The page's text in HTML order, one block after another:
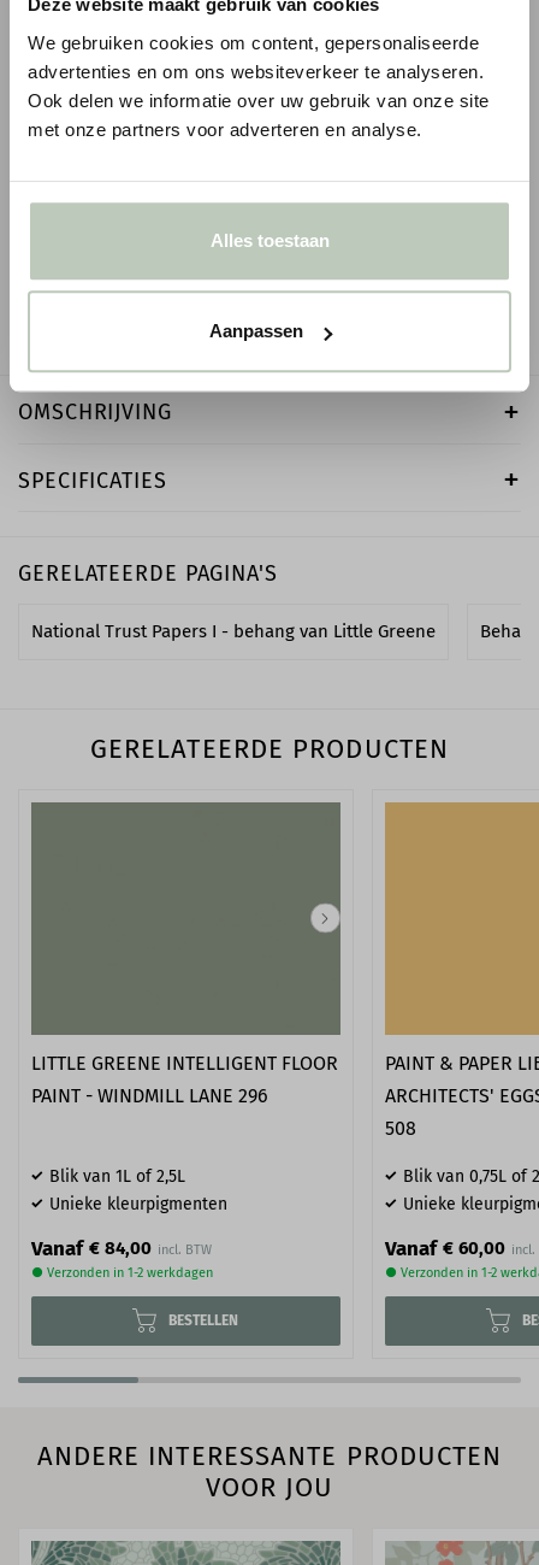
Deze website maakt gebruik van cookies
We gebruiken cookies om content, gepersonaliseerde
advertenties en om ons websiteverkeer te analyseren.
Ook delen we informatie over uw gebruik van onze site
met onze partners voor adverteren en analyse.
Alles toestaan
Aanpassen
LITTLE GREENE INTELLIGENT MATT
€ 66,50
- +
ORAC WANDLIJST
€ 7,75 € 6,59p/m
● Voor 10.15 uur besteld,
OMSCHRIJVING
SPECIFICATIES
GERELATEERDE PAGINA'S
National Trust Papers I - behang van Little Greene
GERELATEERDE PRODUCTEN
LITTLE GREENE INTELLIGENT FLOOR
PAINT - WINDMILL LANE 296
Blik van 1L of 2,5L
Unieke kleurpigmenten
Vanaf € 84,00
● Verzonden in 1-2 werkdagen
BESTELLEN
PAINT & PAPER
ARCHITECTS'
508
Blik van 0,75L of
Unieke
Vanaf € 60,00
● Verzonden in 1-2
ANDERE INTERESSANTE PRODUCTEN
VOOR JOU